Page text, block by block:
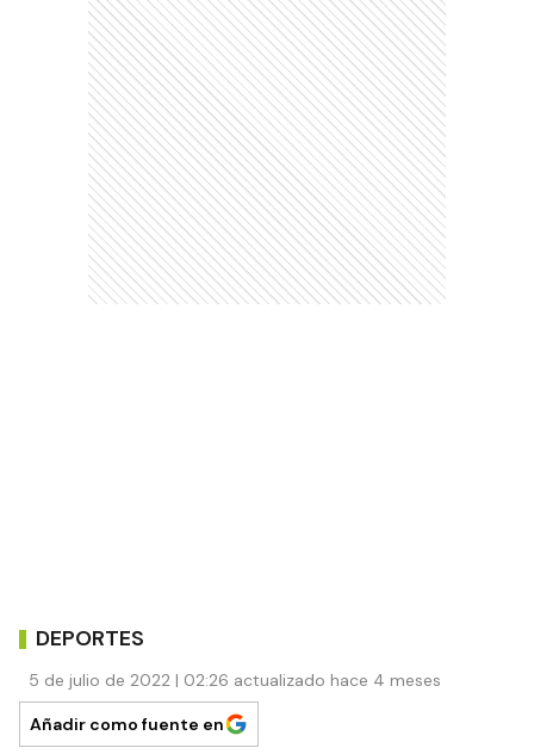
DEPORTES
5 de julio de 2022 | 02:26 actualizado hace 4 meses
Añadir como fuente en